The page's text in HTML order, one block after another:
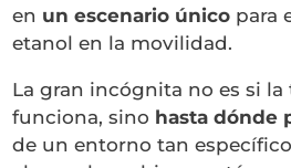
en un escenario único para
etanol en la movilidad.
La gran incógnita no es si la
funciona, sino hasta dónde
de un entorno tan